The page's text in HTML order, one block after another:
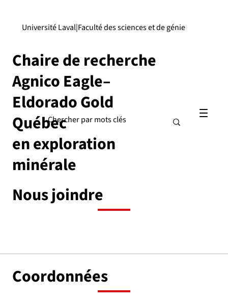
Chaire de recherche
Agnico Eagle–
Eldorado Gold
Québec
en exploration
minérale
|
Université Laval Faculté des sciences et de génie
Nous joindre
Coordonnées